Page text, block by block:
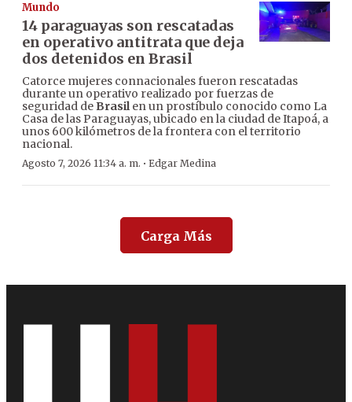
Mundo
14 paraguayas son rescatadas
en operativo antitrata que deja
dos detenidos en Brasil
Catorce mujeres connacionales fueron rescatadas
durante un operativo realizado por fuerzas de
seguridad de Brasilen un prostíbulo conocido como La
Casa de las Paraguayas, ubicado en la ciudad de Itapoá, a
unos 600 kilómetros de la frontera con el territorio
nacional.
Agosto 7, 2026 11:34 a. m. · Edgar Medina
Carga Más